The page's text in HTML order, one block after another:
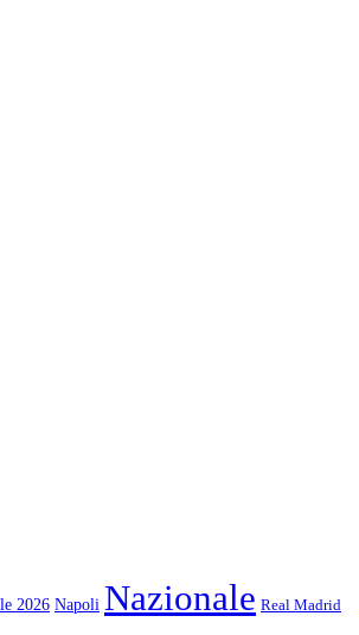
2026 Napoli Nazionale Real Madrid